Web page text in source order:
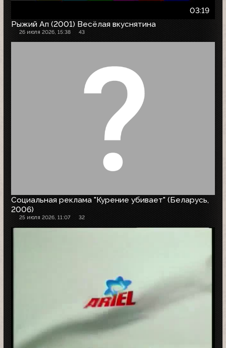
03:19
Рыжий Ап (2001) Весёлая вкуснятина
26 июля 2026, 15:38 43
Социальная реклама "Курение убивает" (Беларусь,
2006)
25 июля 2026, 11:07 32